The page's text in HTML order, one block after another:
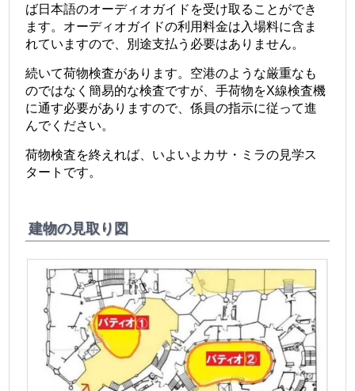
ば日本語のオーディオガイドを受け取ることができ
ます。オーディオガイドの利用料金は入場料に含ま
れていますので、別途支払う必要はありません。
続いて荷物検査があります。空港のような厳重なも
のではなく簡易的な検査ですが、手荷物をX線検査機
に通す必要がありますので、係員の指示に従って進
んでください。
荷物検査を終えれば、いよいよカサ・ミラの見学ス
タートです。
建物の見取り図